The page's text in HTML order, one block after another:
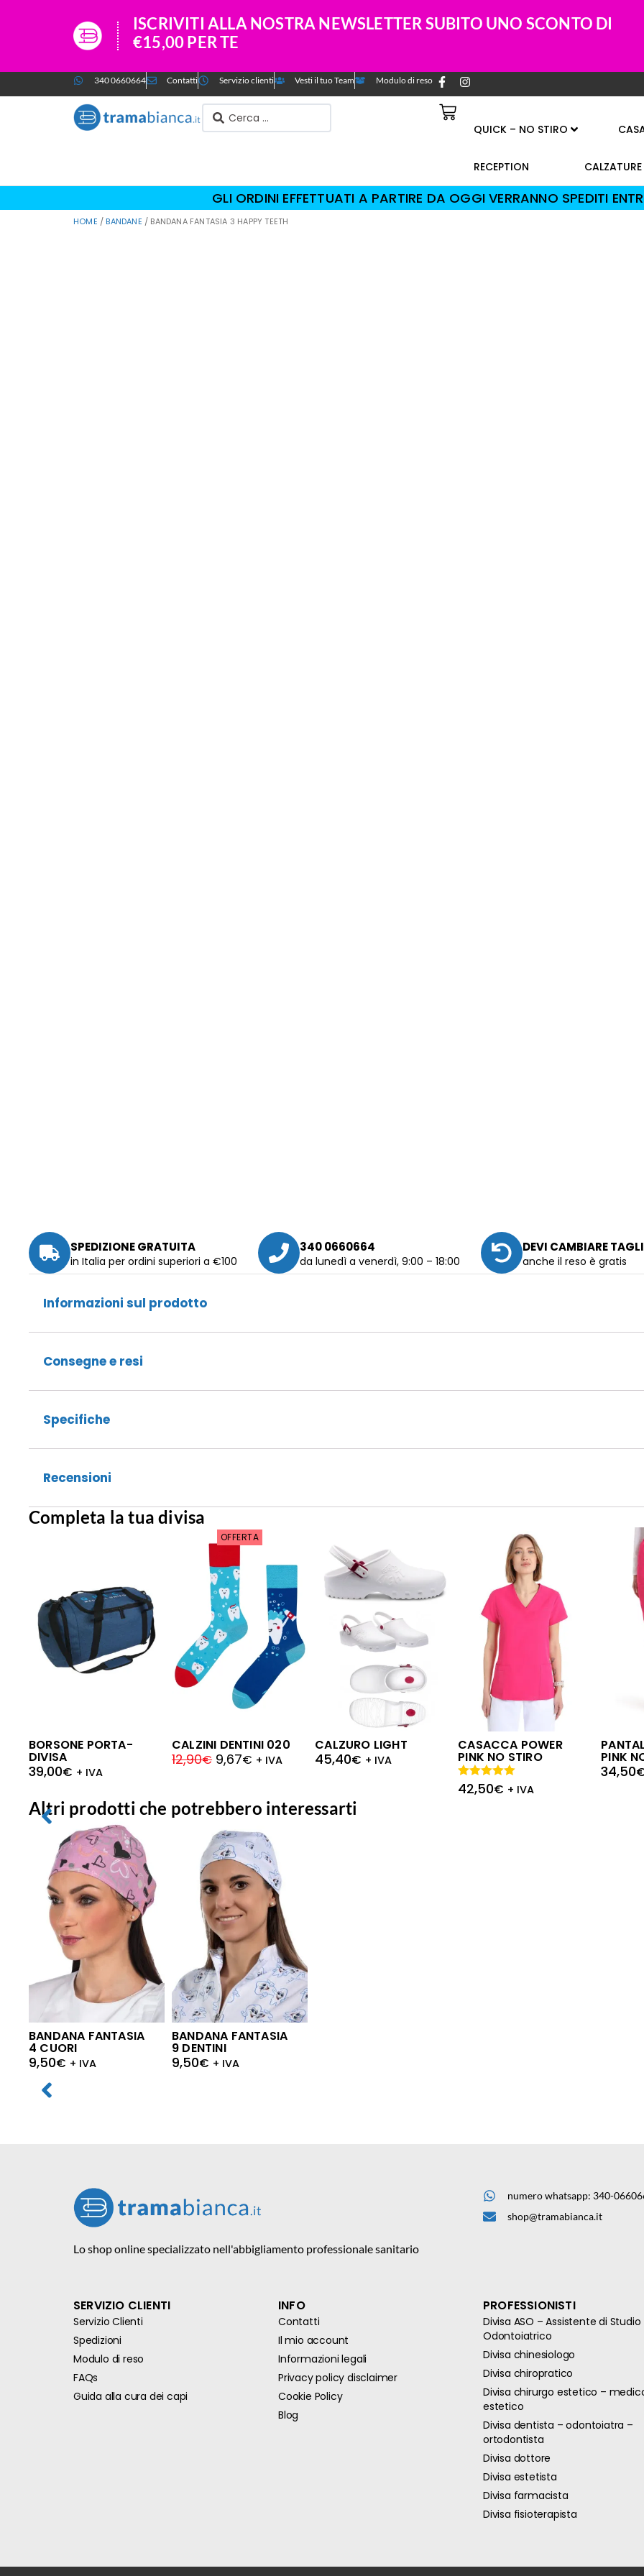
ISCRIVITI ALLA NOSTRA NEWSLETTER SUBITO UNO SCONTO DI
€15,00 PER TE
340 0660664 Contatti Servizio clienti Vesti il tuo Team Modulo di reso
QUICK – NO STIRO
RECEPTION CALZATURE
GLI ORDINI EFFETTUATI A PARTIRE DA OGGI VERRANNO SPEDITI
HOME / BANDANE / BANDANA FANTASIA 3 HAPPY TEETH
SPEDIZIONE GRATUITA
in Italia per ordini superiori a €100
340 0660664
da lunedì a venerdì, 9:00 – 18:00
DEVI CAMBIARE
anche il reso è gratis
Informazioni sul prodotto
Consegne e resi
Specifiche
Recensioni
Completa la tua divisa
BORSONE PORTA-
DIVISA
39,00€ + IVA
OFFERTA
CALZINI DENTINI 020
12,90€ 9,67€ + IVA
CALZURO LIGHT
45,40€ + IVA
CASACCA POWER
PINK NO STIRO
42,50€ + IVA
Valutato
5.00 su 5
PINK
34,50
Altri prodotti che potrebbero interessarti
BANDANA FANTASIA
4 CUORI
9,50€ + IVA
BANDANA FANTASIA
9 DENTINI
9,50€ + IVA
Lo shop online specializzato nell'abbigliamento professionale sanitario
numero whatsapp: 340-
shop@tramabianca.it
SERVIZIO CLIENTI
Servizio Clienti
Spedizioni
Modulo di reso
FAQs
Guida alla cura dei capi
INFO
Contatti
Il mio account
Informazioni legali
Privacy policy disclaimer
Cookie Policy
Blog
PROFESSIONISTI
Divisa ASO – Assistente di Studio
Odontoiatrico
Divisa chinesiologo
Divisa chiropratico
Divisa chirurgo estetico –
estetico
Divisa dentista – odontoiatra –
ortodontista
Divisa dottore
Divisa estetista
Divisa farmacista
Divisa fisioterapista